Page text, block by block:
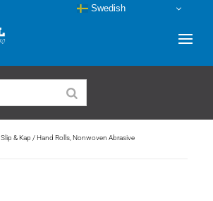
Slip & Kap / Hand Rolls, Nonwoven Abrasive
Swedish